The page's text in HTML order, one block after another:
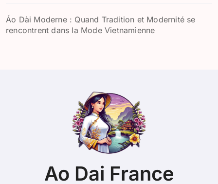
Áo Dài Moderne : Quand Tradition et Modernité se
rencontrent dans la Mode Vietnamienne
Ao Dai France